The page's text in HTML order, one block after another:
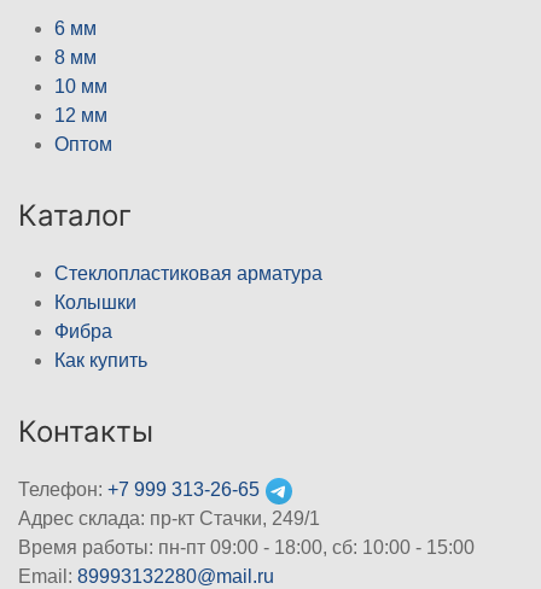
6 мм
8 мм
10 мм
12 мм
Оптом
Каталог
Стеклопластиковая арматура
Колышки
Фибра
Как купить
Контакты
Телефон: +7 999 313-26-65
Адрес склада: пр-кт Стачки, 249/1
Время работы: пн-пт 09:00 - 18:00, cб: 10:00 - 15:00
Email: 89993132280@mail.ru